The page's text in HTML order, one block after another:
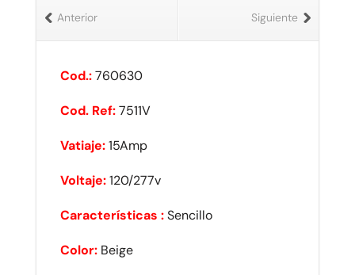
Siguiente
Anterior
Cod.:760630
Cod. Ref:7511V
Vatiaje:15Amp
Voltaje:120/277v
Características :Sencillo
Color: Beige